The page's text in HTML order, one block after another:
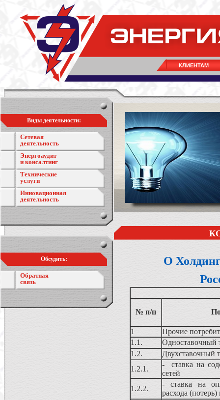
КЛИЕНТАМ
Виды деятельности:
Сетевая
деятельность
Энергоаудит
и консалтинг
Технические
услуги
Инновационная
деятельность
Обсудить:
Обратная
связь
О
№ п/п
1
Прочие
1.1.
Одноставочный
1.2.
Двухставочный
1.2.1.
- ставка на
сетей
1.2.2.
- ставка на
расхода (потерь)